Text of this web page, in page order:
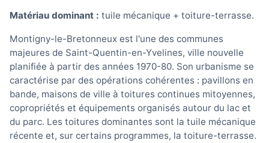
Matériau dominant : tuile mécanique + toiture-terrasse.
Montigny-le-Bretonneux est l'une des communes
majeures de Saint-Quentin-en-Yvelines, ville nouvelle
planifiée à partir des années 1970-80. Son urbanisme se
caractérise par des opérations cohérentes : pavillons en
bande, maisons de ville à toitures continues mitoyennes,
copropriétés et équipements organisés autour du lac et
du parc. Les toitures dominantes sont la tuile mécanique
récente et, sur certains programmes, la toiture-terrasse.